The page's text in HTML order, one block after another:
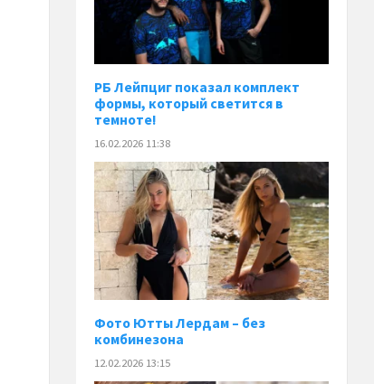
РБ Лейпциг показал комплект
формы, который светится в
темноте!
16.02.2026 11:38
Фото Ютты Лердам – без
комбинезона
12.02.2026 13:15